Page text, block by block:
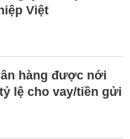
Việt
hàng được nới
lệ cho vay/tiền gửi